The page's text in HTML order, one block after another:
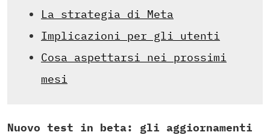
La strategia di Meta
Implicazioni per gli utenti
Cosa aspettarsi nei prossimi
mesi
Nuovo test in beta: gli aggiornamenti